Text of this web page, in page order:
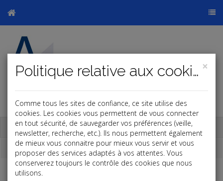
Base documentaire
La paye
SMIC contrat de professionnalisation au 1
×
Politique relative aux cookies
Comme tous les sites de confiance, ce site utilise des
cookies. Les cookies vous permettent de vous connecter
en tout sécurité, de sauvegarder vos préférences (veille,
newsletter, recherche, etc.). Ils nous permettent également
de mieux vous connaitre pour mieux vous servir et vous
proposer des services adaptés à vos attentes. Vous
conserverez toujours le contrôle des cookies que nous
utilisons.